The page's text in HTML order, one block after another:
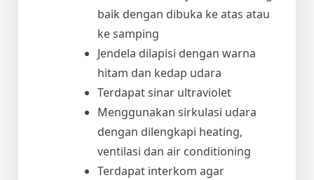
baik dengan dibuka ke atas atau
ke samping
Jendela dilapisi dengan warna
hitam dan kedap udara
Terdapat sinar ultraviolet
Menggunakan sirkulasi udara
dengan dilengkapi heating,
ventilasi dan air conditioning
Terdapat interkom agar